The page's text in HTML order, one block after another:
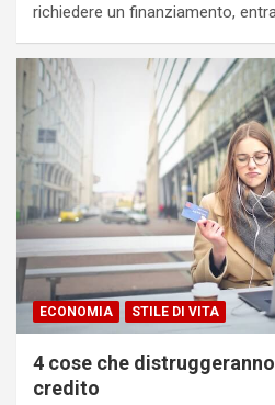
richiedere un finanziamento,
ECONOMIA STILE DI VITA
4 cose che
credito